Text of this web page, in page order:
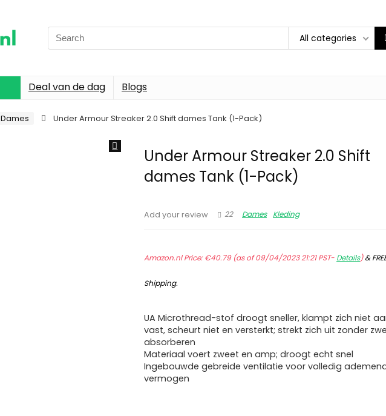
Search
for:
All categories
Deal van de dag Blogs
Dames Under Armour Streaker 2.0 Shift dames Tank (1-Pack)
Under Armour Streaker 2.0 Shift
dames Tank (1-Pack)
Add your review 22 Dames Kleding
Amazon.nl Price:€40.79(as of 09/04/2023 21:21 PST- Details)&
Shipping.
UA Microthread-stof droogt sneller, klampt zich niet
vast, scheurt niet en versterkt; strekt zich uit zonder
absorberen
Materiaal voert zweet en amp; droogt echt snel
Ingebouwde gebreide ventilatie voor volledig
vermogen